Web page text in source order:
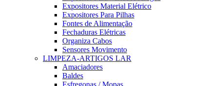
Expositores Material Elétrico
Expositores Para Pilhas
Fontes de Alimentação
Fechaduras Elétricas
Organiza Cabos
Sensores Movimento
LIMPEZA-ARTIGOS LAR
Amaciadores
Baldes
Esfregonas / Mopas